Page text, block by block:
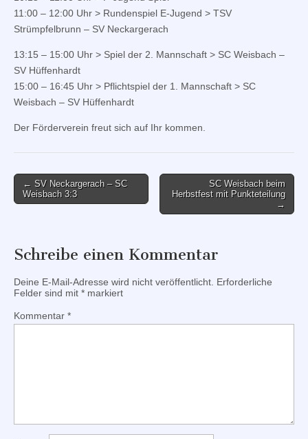
11:00 – 12:00 Uhr > Rundenspiel E-Jugend > TSV
Strümpfelbrunn – SV Neckargerach
13:15 – 15:00 Uhr > Spiel der 2. Mannschaft > SC Weisbach –
SV Hüffenhardt
15:00 – 16:45 Uhr > Pflichtspiel der 1. Mannschaft > SC
Weisbach – SV Hüffenhardt
Der Förderverein freut sich auf Ihr kommen.
Post
navigation
← SV Neckargerach – SC
Weisbach 3:3
SC Weisbach beim
Herbstfest mit Punkteteilung
→
Schreibe einen Kommentar
Deine E-Mail-Adresse wird nicht veröffentlicht. Erforderliche
Felder sind mit * markiert
Kommentar *